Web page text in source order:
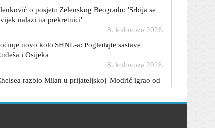
8. kolovoza 2026.
Počinje novo kolo SHNL-a: Pogledajte sastave
8. kolovoza 2026.
Chelsea razbio Milan u prijateljskoj: Modrić igrao od
8. kolovoza 2026.